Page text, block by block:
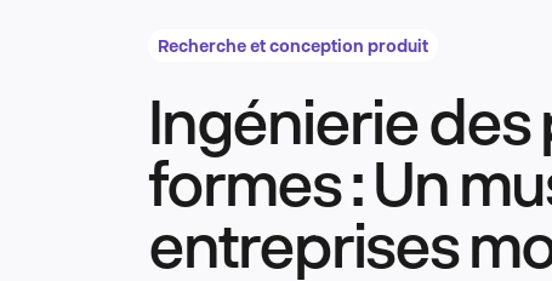
Recherche et conception produit
Ingénierie des
formes : Un
entreprises